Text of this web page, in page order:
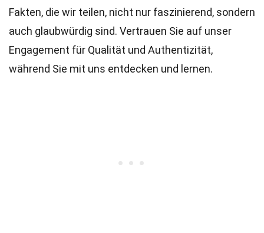
Fakten, die wir teilen, nicht nur faszinierend, sondern
auch glaubwürdig sind. Vertrauen Sie auf unser
Engagement für Qualität und Authentizität,
während Sie mit uns entdecken und lernen.